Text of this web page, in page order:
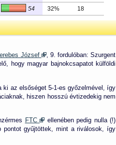
54 32% 18
József
, 9. fordulóban: Szurgent
hogy magyar bajnokcsapatot külföldi
ki az elsőséget 5-1-es győzelmével, így
hiszen hosszú évtizedekig nem
FTC
ellenében pedig nulla (!)
pontot gyűjtöttek, mint a riválosok, így